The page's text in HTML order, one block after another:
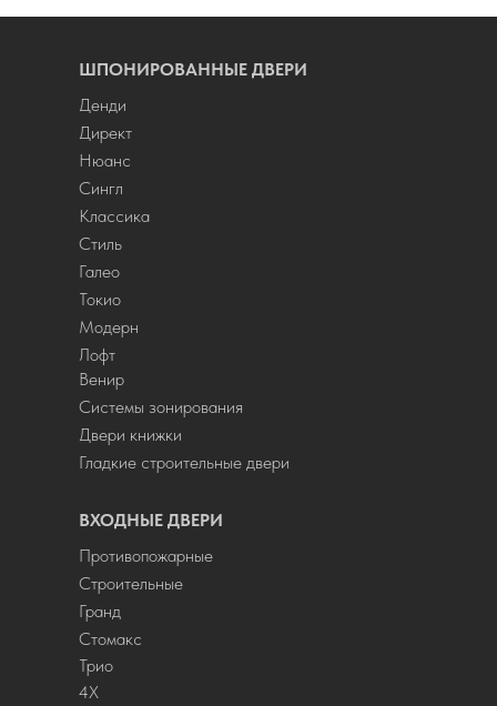
ВХОДНЫЕ ДВЕРИ
Противопожарные
Строительные
Гранд
Стомакс
Трио
4Х
ШПОНИРОВАННЫЕ ДВЕРИ
Денди
Директ
Нюанс
Сингл
Классика
Стиль
Галео
Токио
Модерн
Лофт
Системы зонирования
Двери книжки
Гладкие строительные двери
Венир